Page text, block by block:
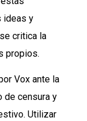
ideas y
critica la
propios.
Vox ante la
de censura y
Utilizar